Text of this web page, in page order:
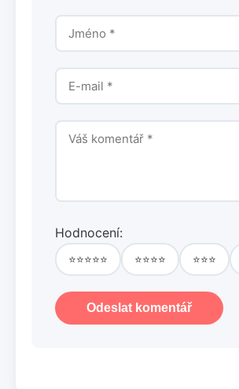
Hodnocení:
⭐⭐⭐⭐⭐ ⭐⭐⭐⭐ ⭐⭐⭐
Odeslat komentář